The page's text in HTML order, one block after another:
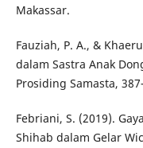
Makassar.
Fauziah, P. A., &
dalam Sastra Anak
Prosiding Samasta,
Febriani, S. (2019).
Shihab dalam Gelar